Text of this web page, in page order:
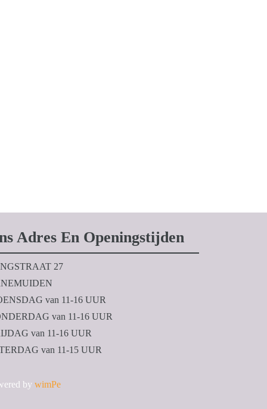
Adres En Openingstijden
27
van 11-16 UUR
van 11-16 UUR
van 11-16 UUR
van 11-15 UUR
by wimPe